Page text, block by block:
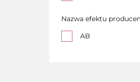
Nazwa efektu
AB